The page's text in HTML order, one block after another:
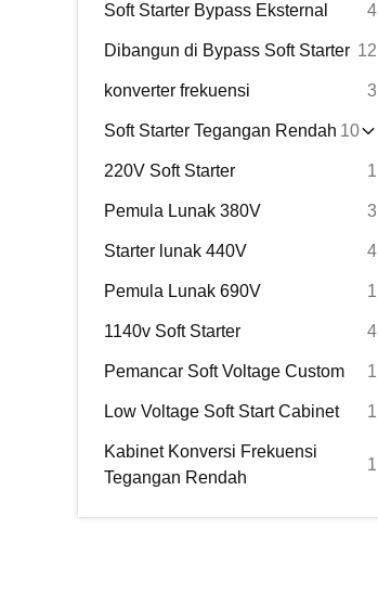
Soft Starter Bypass Eksternal 4
Dibangun di Bypass Soft Starter 12
konverter frekuensi 3
Soft Starter Tegangan Rendah 10
220V Soft Starter 1
Pemula Lunak 380V 3
Starter lunak 440V 4
Pemula Lunak 690V 1
1140v Soft Starter 4
Pemancar Soft Voltage Custom 1
Low Voltage Soft Start Cabinet 1
Kabinet Konversi Frekuensi
Tegangan Rendah
1